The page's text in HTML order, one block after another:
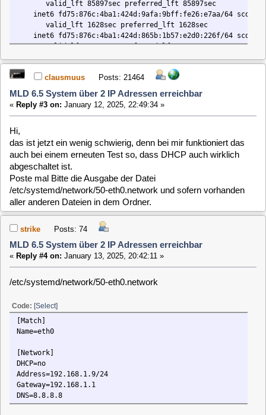
abgeschaltet ist.
Poste mal Bitte die Ausgabe der Datei
/etc/systemd/network/50-eth0.network und sofern vorhanden
aller anderen Dateien in dem Ordner.
MLD 6.5 System über 2 IP Adressen erreichbar
«Reply #4 on:January 13, 2025, 20:42:11 »
/etc/systemd/network/50-eth0.network
[Match]
Name=eth0
DHCP=no
Address=192.168.1.9/24
Gateway=192.168.1.1
DNS=8.8.8.8
Keine weiteren Dateien in dem Ordner.
Code:[Select]
root@MLD6-WZ:~# ip -4 route show
default via 192.168.1.1 dev eth0
default via 192.168.1.1 dev eth0 src 192.168.1.106 metric 100
192.168.1.0/24 dev eth0 scope link src 192.168.1.9
Keine Ahnung wie das reinkommt
MLD 6.5 System über 2 IP Adressen erreichbar
Reply #5 on:
Ich habe zwar keine Idee, woher bei Dir die zweite IP kommt,
denn DHCP ist ja in Deiner Config Datei deaktiviert. Aber ich
habe das Webif überarbeitet, damit auf der Info Seite alle IP